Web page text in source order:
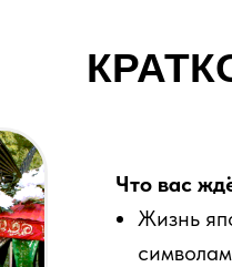
Что вас
Жизнь